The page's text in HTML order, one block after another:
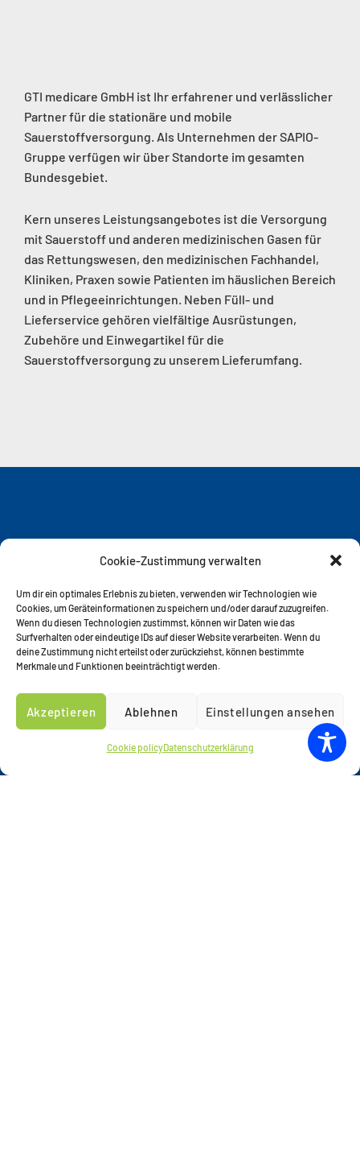
Cookie-Zustimmung verwalten
Um dir ein optimales Erlebnis zu bieten, verwenden wir Technologien wie
Cookies, um Geräteinformationen zu speichern und/oder darauf zuzugreifen.
Wenn du diesen Technologien zustimmst, können wir Daten wie das
Surfverhalten oder eindeutige IDs auf dieser Website verarbeiten. Wenn du
deine Zustimmung nicht erteilst oder zurückziehst, können bestimmte
Merkmale und Funktionen beeinträchtigt werden.
Akzeptieren Ablehnen Einstellungen ansehen
Cookie policyDatenschutzerklärung
GTI medicare GmbH ist Ihr erfahrener und verlässlicher
Partner für die stationäre und mobile
Sauerstoffversorgung. Als Unternehmen der SAPIO-
Gruppe verfügen wir über Standorte im gesamten
Bundesgebiet.
Kern unseres Leistungsangebotes ist die Versorgung
mit Sauerstoff und anderen medizinischen Gasen für
das Rettungswesen, den medizinischen Fachhandel,
Kliniken, Praxen sowie Patienten im häuslichen Bereich
und in Pflegeeinrichtungen. Neben Füll- und
Lieferservice gehören vielfältige Ausrüstungen,
Zubehöre und Einwegartikel für die
Sauerstoffversorgung zu unserem Lieferumfang.
KONTAKTIEREN SIE UNS
BEULER HÖHE 36
D-45525 HATTINGEN
TELEFON: (0 23 24) 91 99-0